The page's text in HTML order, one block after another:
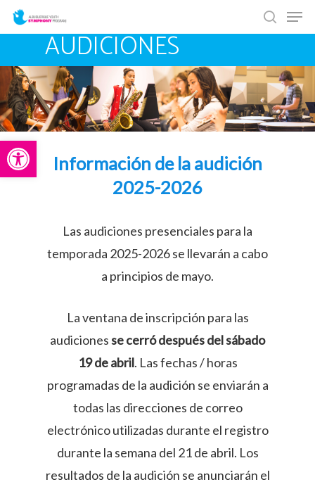
Abrir barra de herramientas
Skip
to
content
search
AUDICIONES
Información de la audición
2025-2026
Las audiciones presenciales para la
temporada 2025-2026 se llevarán a cabo
a principios de mayo.
La ventana de inscripción para las
audicionesse cerró después del sábado
19 de abril. Las fechas / horas
programadas de la audición se enviarán a
todas las direcciones de correo
electrónico utilizadas durante el registro
durante la semana del 21 de abril. Los
resultados de la audición se anunciarán el